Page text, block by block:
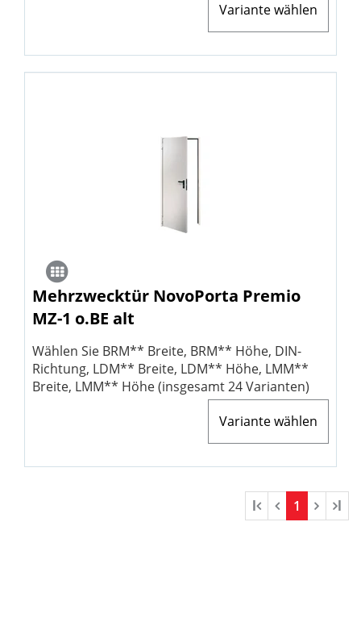
Variante wählen
Mehrzwecktür NovoPorta Premio
MZ-1 o.BE alt
Wählen Sie BRM** Breite, BRM** Höhe, DIN-
Richtung, LDM** Breite, LDM** Höhe, LMM**
Breite, LMM** Höhe (insgesamt 24 Varianten)
Variante wählen
l 1 l